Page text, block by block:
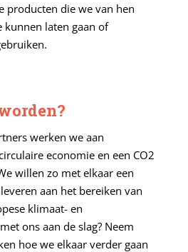
producten die we van hen
kunnen laten gaan of
werken we aan
economie en een CO2
willen zo met elkaar een
aan het bereiken van
klimaat- en
ons aan de slag? Neem
hoe we elkaar verder gaan